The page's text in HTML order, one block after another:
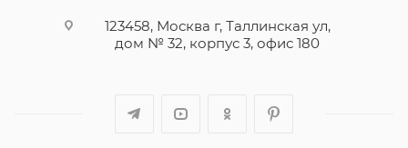
123458, Москва г, Таллинская ул,
дом № 32, корпус 3, офис 180